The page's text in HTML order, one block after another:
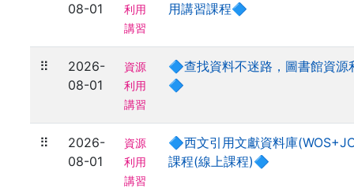
08-01
利用
講習
用講習課程🔷
⠿
2026-
08-01
資源
利用
講習
🔷查找資料不迷路，圖書館資源
🔷
⠿
2026-
08-01
資源
利用
講習
🔷西文引用文獻資料庫
課程(線上課程)🔷